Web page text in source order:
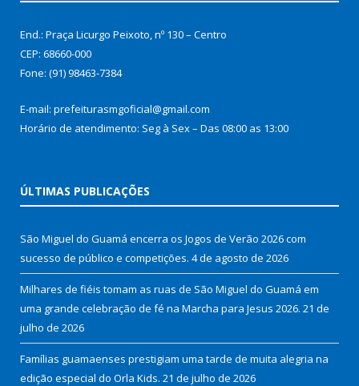
End.: Praça Licurgo Peixoto, nº 130 – Centro
CEP: 68660-000
Fone: (91) 98463-7384
E-mail: prefeiturasmgoficial@gmail.com
Horário de atendimento: Seg à Sex – Das 08:00 as 13:00
ÚLTIMAS PUBLICAÇÕES
São Miguel do Guamá encerra os Jogos de Verão 2026 com
sucesso de público e competições. 4 de agosto de 2026
Milhares de fiéis tomam as ruas de São Miguel do Guamá em
uma grande celebração de fé na Marcha para Jesus 2026. 21 de
julho de 2026
Famílias guamaenses prestigiam uma tarde de muita alegria na
edição especial do Orla Kids. 21 de julho de 2026